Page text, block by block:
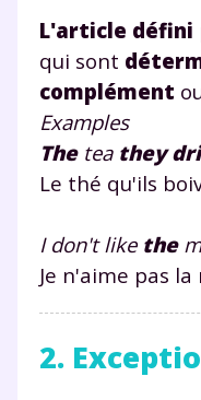
L'article défini
qui sont
complément
Examples
The tea they
Le thé qu'ils
I don't like the
Je n'aime pas
2.